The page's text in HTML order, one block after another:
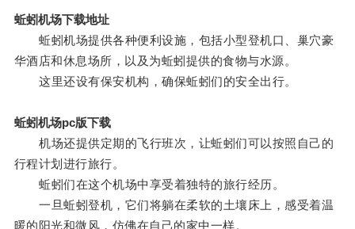
蚯蚓机场下载地址
蚯蚓机场提供各种便利设施，包括小型登机口、巢穴豪
华酒店和休息场所，以及为蚯蚓提供的食物与水源。
这里还设有保安机构，确保蚯蚓们的安全出行。
蚯蚓机场pc版下载
机场还提供定期的飞行班次，让蚯蚓们可以按照自己的
行程计划进行旅行。
蚯蚓们在这个机场中享受着独特的旅行经历。
一旦蚯蚓登机，它们将躺在柔软的土壤床上，感受着温
暖的阳光和微风，仿佛在自己的家中一样。